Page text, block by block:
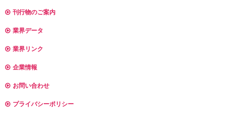
刊行物のご案内
業界データ
業界リンク
企業情報
お問い合わせ
プライバシーポリシー